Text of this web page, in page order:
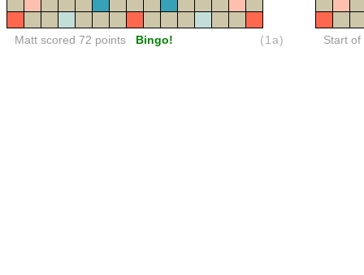
Matt scored 72 points Bingo! (1a) Start